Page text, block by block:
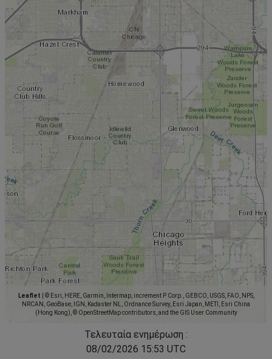
Leaflet
© Esri, HERE, Garmin, Intermap, increment P Corp., GEBCO, USGS, FAO, NPS,
NRCAN, GeoBase, IGN, Kadaster NL, Ordnance Survey, Esri Japan, METI, Esri China
(Hong Kong), © OpenStreetMap contributors, and the GIS User Community
Τελευταία ενημέρωση :
08/02/2026 15:53 UTC